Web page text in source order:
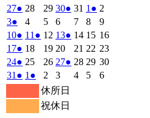
曜
日
曜
日
曜
日
曜
日
曜
日
曜
日
272026
年
7
月
27
日
● (1
件
の
イ
ベ
ン
ト)
282026
7
月
日
292026
年
7
月
29
日
302026
7
月
30
日
● (1
件
の
イ
ベ
ン
31 2026
年
7
月
31
日
1 2026
年
8
月
1
日
● (1
件
の
イ
ベ
ン
2
年
8
月
2
日
32026
年
8
月
3
日
●
件
の
イ
ベ
ン
ト)
42026
年
8
月
4
日
52026
年
8
月
5
日
62026
年
8
月
6
日
72026
年
8
月
7
日
82026
年
8
月
8
日
92026
年
8
月
9
日
102026
年
8
月
10
● (1
件
の
イ
ベ
ン
11 2026
11
日
● (1
件
の
イ
ベ
ン
ト)
12 2026
年
8
月
12
日
132026
年
8
月
日
● (1
件
の
イ
142026
年
8
月
14
152026
年
8
月
15
162026
8
172026
年
8
月
● (1
件
の
イ
ベ
182026
月
18
日
192026
年
8
19
日
202026
年
20
日
21 2026
年
8
22 2026
年
232026
年
242026
年
8
月
● (1
件
の
イ
ベ
252026
年
8
月
25
262026
年
8
月
26
272026
8
月
27
● (1
件
282026
年
292026
年
302026
31 2026
年
8
● (1
件
の
イ
1 2026
年
9
●
件
の
イ
2 2026
年
9
月
32026
年
9
月
42026
52026
62026
休所日
祝休日